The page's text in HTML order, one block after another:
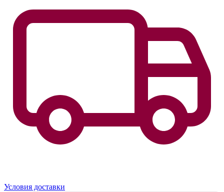
Условия доставки